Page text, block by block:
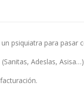
psiquiatra para
Adeslas,